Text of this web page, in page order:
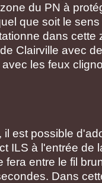
du PN à
que soit le
dans cette
Clairville avec
les feux
il est possible
ILS à l'entrée de
fera entre le fil
Dans